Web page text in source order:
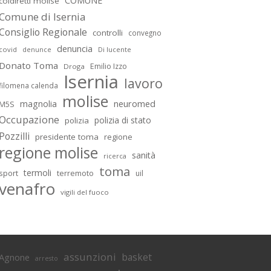
di Isernia
Regionale controlli convegno
covid denunce denuncia Di lucente
Donato Toma Droga Emilio Izzo
calenda Isernia lavoro
M5S magnolia molise neuromed
polizia polizia di stato
Pozzilli presidente toma regione
regione molise ricerca sanità
sport termoli terremoto toma uil
vigili del fuoco
arresto assunzioni basket